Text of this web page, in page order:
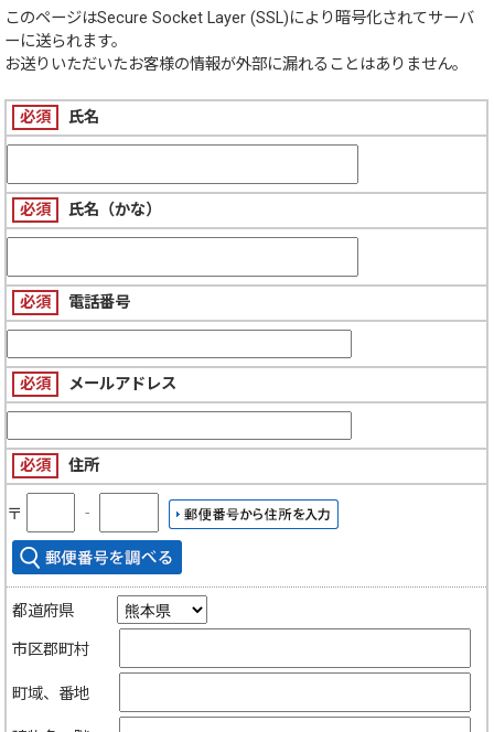
このページはSecure Socket Layer (SSL)により暗号化されてサーバ
ーに送られます。
お送りいただいたお客様の情報が外部に漏れることはありません。
必須 氏名
必須 氏名（かな）
必須 電話番号
必須 メールアドレス
必須 住所
〒 ‐
都道府県
市区郡町村
町域、番地